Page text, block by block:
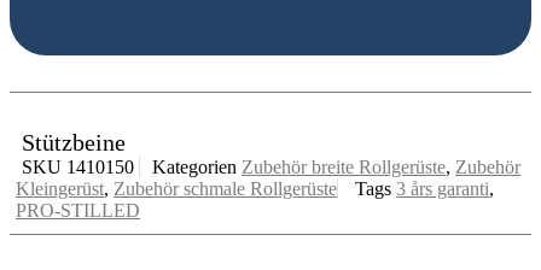
Stützbeine
SKU 1410150 Kategorien Zubehör breite Rollgerüste, Zubehör
Kleingerüst, Zubehör schmale Rollgerüste Tags 3 års garanti,
PRO-STILLED